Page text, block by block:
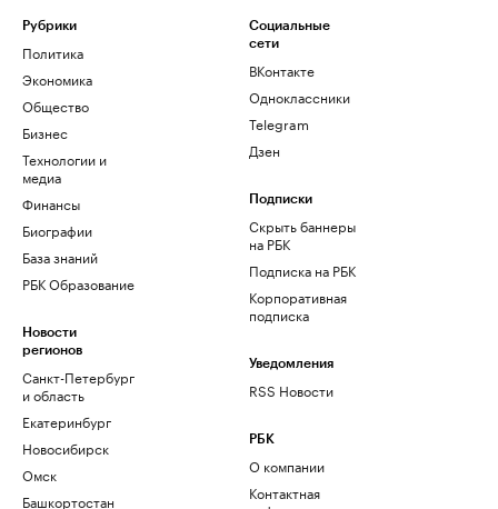
Рубрики
Политика
Экономика
Общество
Бизнес
Технологии и
медиа
Финансы
Биографии
База знаний
РБК Образование
Новости
регионов
Санкт-Петербург
и область
Екатеринбург
Новосибирск
Омск
Башкортостан
Социальные
сети
ВКонтакте
Одноклассники
Telegram
Дзен
Подписки
Скрыть баннеры
на РБК
Подписка на РБК
Корпоративная
подписка
Уведомления
RSS Новости
РБК
О компании
Контактная